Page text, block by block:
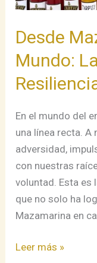
Desde Mazamari para el
Mundo:
En el mundo del
una línea recta. A
adversidad,
con nuestras
voluntad. Esta es
que no solo ha
Mazamarina en
de
Leer más »